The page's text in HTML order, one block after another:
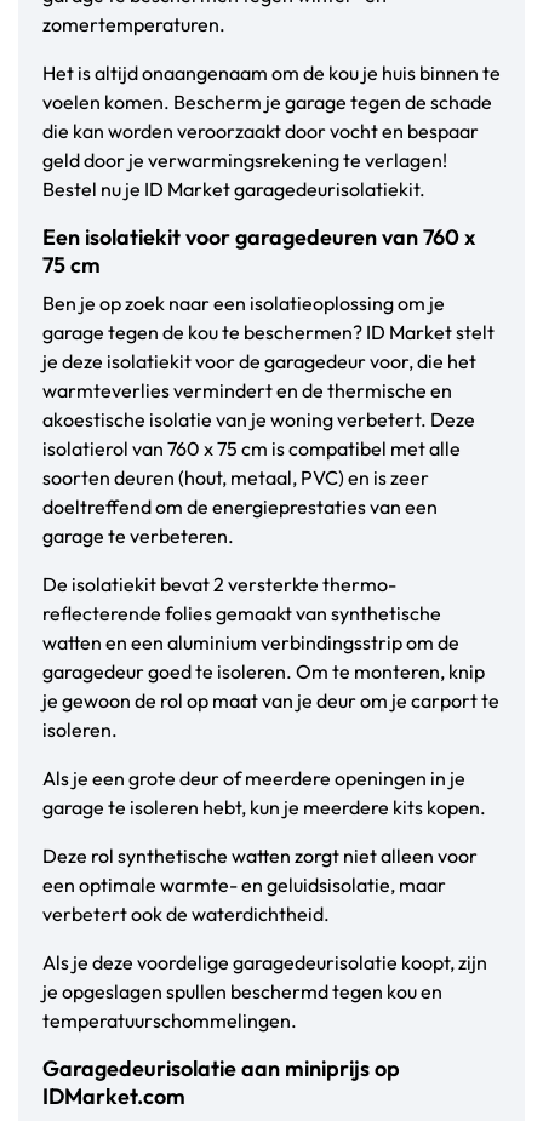
zomertemperaturen.
Het is altijd onaangenaam om de kou je huis binnen te
voelen komen. Bescherm je garage tegen de schade
die kan worden veroorzaakt door vocht en bespaar
geld door je verwarmingsrekening te verlagen!
Bestel nu je ID Market garagedeurisolatiekit.
Een isolatiekit voor garagedeuren van 760 x
75 cm
Ben je op zoek naar een isolatieoplossing om je
garage tegen de kou te beschermen? ID Market stelt
je deze isolatiekit voor de garagedeur voor, die het
warmteverlies vermindert en de thermische en
akoestische isolatie van je woning verbetert. Deze
isolatierol van 760 x 75 cm is compatibel met alle
soorten deuren (hout, metaal, PVC) en is zeer
doeltreffend om de energieprestaties van een
garage te verbeteren.
De isolatiekit bevat 2 versterkte thermo-
reflecterende folies gemaakt van synthetische
watten en een aluminium verbindingsstrip om de
garagedeur goed te isoleren. Om te monteren, knip
je gewoon de rol op maat van je deur om je carport te
isoleren.
Als je een grote deur of meerdere openingen in je
garage te isoleren hebt, kun je meerdere kits kopen.
Deze rol synthetische watten zorgt niet alleen voor
een optimale warmte- en geluidsisolatie, maar
verbetert ook de waterdichtheid.
Als je deze voordelige garagedeurisolatie koopt, zijn
je opgeslagen spullen beschermd tegen kou en
temperatuurschommelingen.
Garagedeurisolatie aan miniprijs op
IDMarket.com